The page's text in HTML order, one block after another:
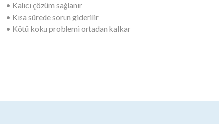
• Kalıcı çözüm sağlanır
• Kısa sürede sorun giderilir
• Kötü koku problemi ortadan kalkar